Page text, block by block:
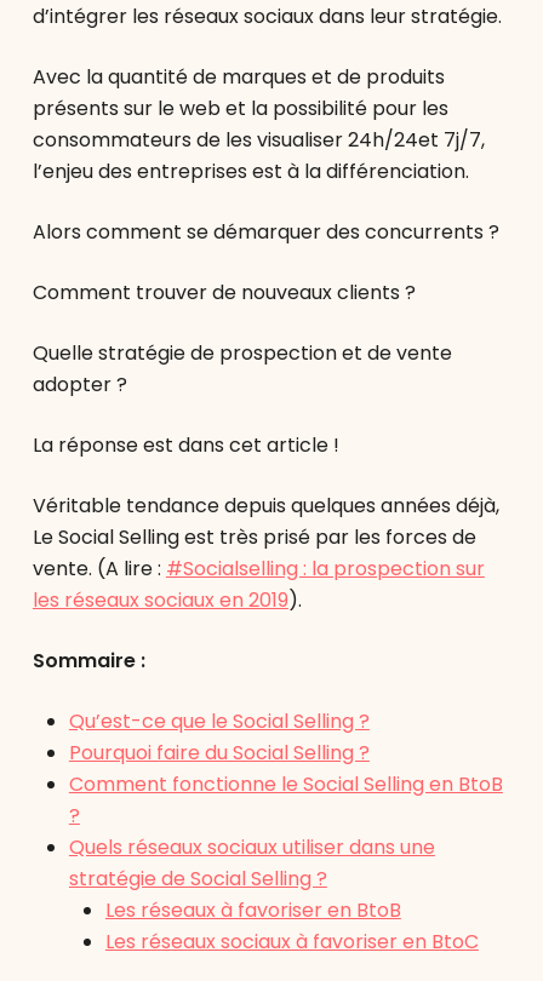
d’intégrer les réseaux sociaux dans leur stratégie.
Avec la quantité de marques et de produits
présents sur le web et la possibilité pour les
consommateurs de les visualiser 24h/24et 7j/7,
l’enjeu des entreprises est à la différenciation.
Alors comment se démarquer des concurrents ?
Comment trouver de nouveaux clients ?
Quelle stratégie de prospection et de vente
adopter ?
La réponse est dans cet article !
Véritable tendance depuis quelques années déjà,
Le Social Selling est très prisé par les forces de
vente. (A lire : #Socialselling : la prospection sur
les réseaux sociaux en 2019).
Sommaire :
Qu’est-ce que le Social Selling ?
Pourquoi faire du Social Selling ?
Comment fonctionne le Social Selling en BtoB
?
Quels réseaux sociaux utiliser dans une
stratégie de Social Selling ?
Les réseaux à favoriser en BtoB
Les réseaux sociaux à favoriser en BtoC